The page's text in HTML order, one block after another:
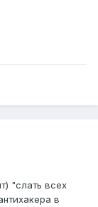
"слать всех
в